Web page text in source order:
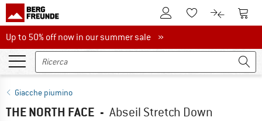
Al conto clienteAlla lista
Al Al
Up to 50% off now in our summer sale
Up to 50% off now in our summer sale »
Giacche piumino
THE NORTH FACE - Abseil Stretch Down